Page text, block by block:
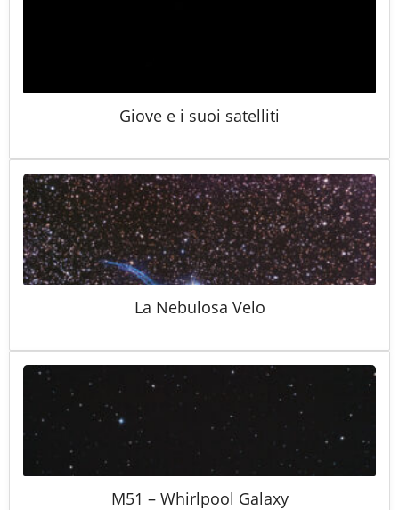
Giove e i suoi satelliti
La Nebulosa Velo
M51 – Whirlpool Galaxy